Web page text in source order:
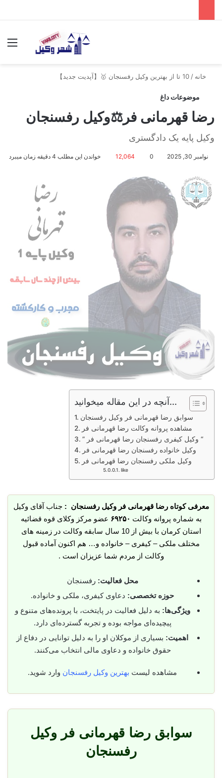
خانه / 10 تا از بهترین وکیل رفسنجان 🥇【آپدیت جدید】
موضوعات داغ
رضا قهرمانی فر⚖️وکیل رفسنجان
وکیل پایه یک دادگستری
نوامبر 30, 2025 0
12,064 خواندن این مطلب 4 دقیقه زمان میبرد
آنچه در این مقاله میخوانید...
سوابق رضا قهرمانی فر وکیل رفسنجان
مشاهده پروانه وکالت رضا قهرمانی فر
” وکیل کیفری رفسنجان رضا قهرمانی فر “
وکیل خانواده رفسنجان رضا قهرمانی فر
وکیل ملکی رفسنجان رضا قهرمانی فر
like
معرفی کوتاه رضا قهرمانی فر وکیل رفسنجان :جناب آقای وکیل
به شماره پروانه وکالت ۶۹۲۵۰ عضو مرکز وکلای قوه قضائیه
استان کرمان با بیش از 10 سال سابقه وکالت در زمینه های
مختلف ملکی – کیفری – خانواده و… هم اکنون آماده قبول
وکالت از مردم شما عزیزان است .
محل فعالیت: رفسنجان
حوزه تخصصی: دعاوی کیفری، ملکی و خانواده.
ویژگی‌ها: به دلیل فعالیت در پایتخت، با پرونده‌های متنوع و
پیچیده‌ای مواجه بوده و تجربه گسترده‌ای دارد.
اهمیت: بسیاری از موکلان او را به دلیل توانایی در دفاع از
حقوق خانواده و دعاوی مالی انتخاب می‌کنند.
مشاهده لیست بهترین وکیل رفسنجان وارد شوید.
سوابق رضا قهرمانی فر وکیل
رفسنجان